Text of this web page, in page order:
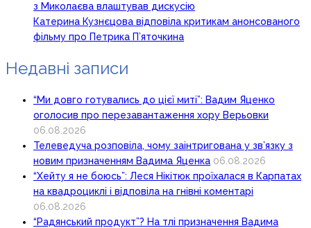
з Миколаєва влаштував дискусію
Катерина Кузнєцова відповіла критикам анонсованого
фільму про Петрика П’яточкина
Недавні записи
“Ми довго готувались до цієї миті”: Вадим Яценко
оголосив про перезавантаження хору Верьовки
06.08.2026
Телеведуча розповіла, чому заінтригована у зв’язку з
новим призначенням Вадима Яценка 06.08.2026
“Хейту я не боюсь”: Леся Нікітюк проїхалася в Карпатах
на квадроциклі і відповіла на гнівні коментарі
06.08.2026
“Радянський продукт”? На тлі призначення Вадима